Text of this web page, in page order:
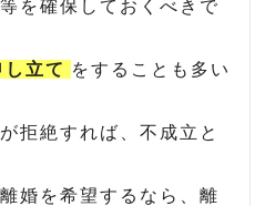
を確保しておくべきで
立て をすることも多い
拒絶すれば、不成立と
婚を希望するなら、離